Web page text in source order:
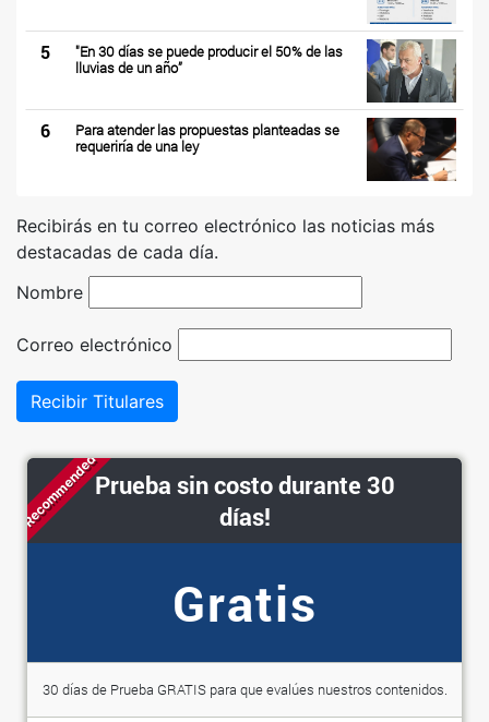
5
"En 30 días se puede producir el 50% de las
lluvias de un año”
6
Para atender las propuestas planteadas se
requeriría de una ley
Recibirás en tu correo electrónico las noticias más
destacadas de cada día.
Nombre
Correo electrónico
Recibir Titulares
RecommendedPrueba sin costo durante 30
días!
Gratis
30 días de Prueba GRATIS para que evalúes nuestros contenidos.